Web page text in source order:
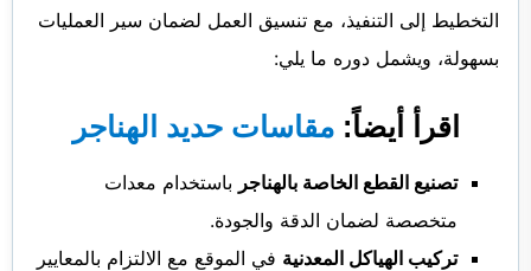
التخطيط إلى التنفيذ، مع تنسيق العمل لضمان سير العمليات
بسهولة، ويشمل دوره ما يلي:
اقرأ أيضاً:مقاسات حديد الهناجر
تصنيع القطع الخاصة بالهناجر باستخدام معدات
متخصصة لضمان الدقة والجودة.
تركيب الهياكل المعدنية في الموقع مع الالتزام بالمعايير